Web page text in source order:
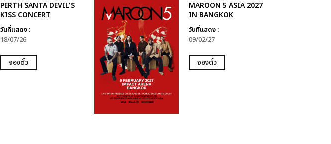
PERTH SANTA DEVIL'S
KISS CONCERT
วันที่แสดง :
18/07/26
จองตั๋ว
MAROON 5 ASIA 2027
IN BANGKOK
วันที่แสดง :
09/02/27
จองตั๋ว